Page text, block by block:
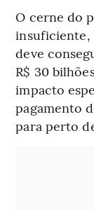
O cerne do
insuficiente,
deve
R$ 30
impacto
pagamento
para perto